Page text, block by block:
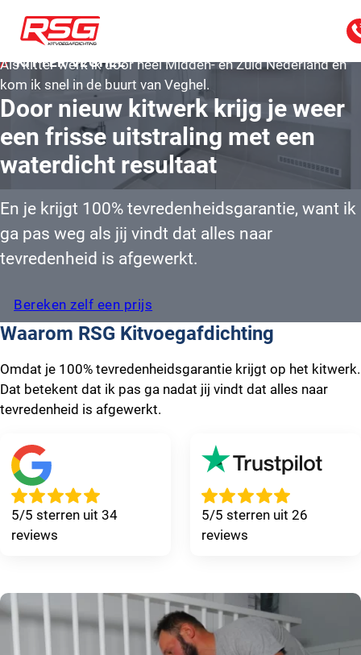
KITTER VEGHEL
Als kitter werk ik door heel Midden- en Zuid Nederland en
kom ik snel in de buurt van Veghel.
Door nieuw kitwerk krijg je weer
een frisse uitstraling met een
waterdicht resultaat
En je krijgt 100% tevredenheidsgarantie, want ik
ga pas weg als jij vindt dat alles naar
tevredenheid is afgewerkt.
Bereken zelf een prijs
Waarom RSG Kitvoegafdichting
Omdat je 100% tevredenheidsgarantie krijgt op het kitwerk.
Dat betekent dat ik pas ga nadat jij vindt dat alles naar
tevredenheid is afgewerkt.
5/5 sterren uit 34
reviews
5/5 sterren uit 26
reviews